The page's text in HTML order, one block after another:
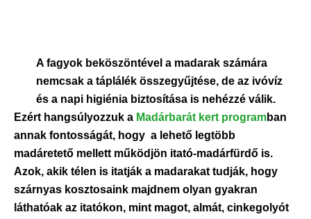
A fagyok beköszöntével a madarak számára
nemcsak a táplálék összegyűjtése, de az ivóvíz
és a napi higiénia biztosítása is nehézzé válik.
Ezért hangsúlyozzuk a Madárbarát kert programban
annak fontosságát, hogy a lehető legtöbb
madáretető mellett működjön itató-madárfürdő is.
Azok, akik télen is itatják a madarakat tudják, hogy
szárnyas kosztosaink majdnem olyan gyakran
láthatóak az itatókon, mint magot, almát, cinkegolyót